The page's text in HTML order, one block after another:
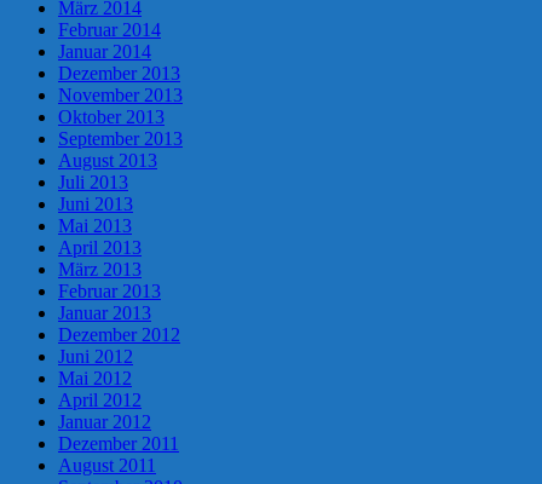
März 2014
Februar 2014
Januar 2014
Dezember 2013
November 2013
Oktober 2013
September 2013
August 2013
Juli 2013
Juni 2013
Mai 2013
April 2013
März 2013
Februar 2013
Januar 2013
Dezember 2012
Juni 2012
Mai 2012
April 2012
Januar 2012
Dezember 2011
August 2011